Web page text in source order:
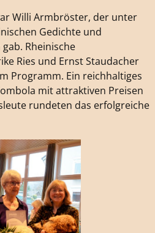
Willi Armbröster, der unter
Gedichte und
Rheinische
Ries und Ernst Staudacher
Programm. Ein reichhaltiges
mit attraktiven Preisen
rundeten das erfolgreiche